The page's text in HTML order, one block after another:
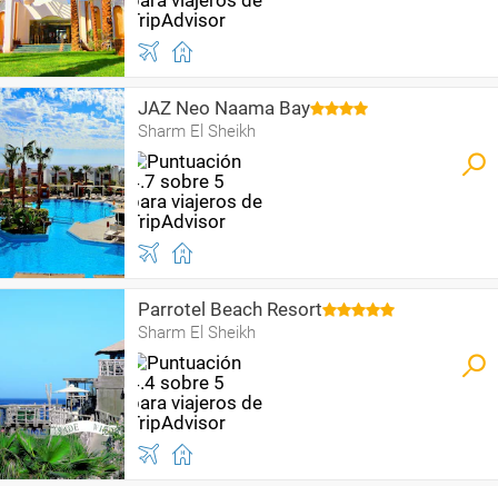
JAZ Neo Naama Bay
Sharm El Sheikh
Parrotel Beach Resort
Sharm El Sheikh